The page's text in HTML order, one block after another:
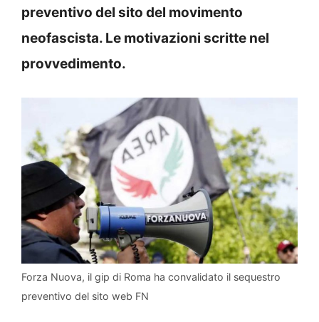
preventivo del sito del movimento
neofascista. Le motivazioni scritte nel
provvedimento.
Forza Nuova, il gip di Roma ha convalidato il sequestro
preventivo del sito web FN